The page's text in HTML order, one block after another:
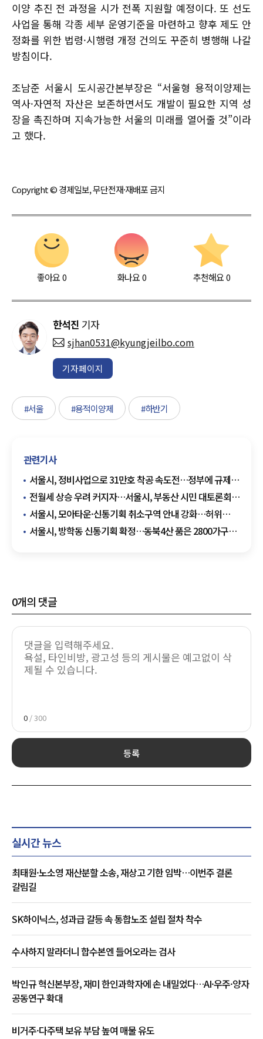
이양 추진 전 과정을 시가 전폭 지원할 예정이다. 또 선도
사업을 통해 각종 세부 운영기준을 마련하고 향후 제도 안
정화를 위한 법령·시행령 개정 건의도 꾸준히 병행해 나갈
방침이다.
조남준 서울시 도시공간본부장은 “서울형 용적이양제는
역사·자연적 자산은 보존하면서도 개발이 필요한 지역 성
장을 촉진하며 지속가능한 서울의 미래를 열어줄 것”이라
고 했다.
Copyright © 경제일보, 무단전재·재배포 금지
좋아요0 화나요0 추천해요 0
한석진 기자
sjhan0531@kyungjeilbo.com
기자페이지
#서울 #용적이양제 #하반기
관련기사
서울시, 정비사업으로 31만호 착공 속도전…정부에 규제
완화 재건의
전월세 상승 우려 커지자…서울시, 부동산 시민 대토론회
개최
서울시, 모아타운·신통기획 취소구역 안내 강화…허위
매물 차단
서울시, 방학동 신통기획 확정…동북4산 품은 2800가구
0개의 댓글
0 / 300
등록
실시간 뉴스
최태원·노소영 재산분할 소송, 재상고 기한 임박…이번주 결론
갈림길
SK하이닉스, 성과급 갈등 속 통합노조 설립 절차 착수
수사하지 말라더니 합수본엔 들어오라는 검사
박인규 혁신본부장, 재미 한인과학자에 손 내밀었다…AI·우주·양자
공동연구 확대
비거주·다주택 보유 부담 높여 매물 유도